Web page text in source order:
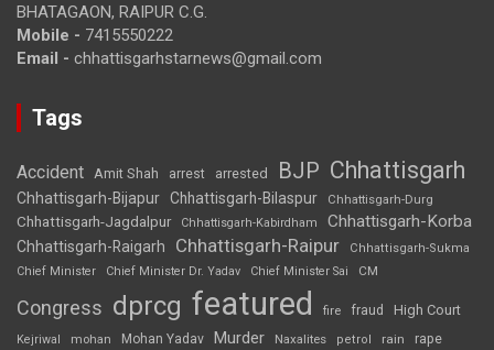
BHATAGAON, RAIPUR C.G.
Mobile - 7415550222
Email - chhattisgarhstarnews@gmail.com
Tags
Accident Amit Shah arrest arrested BJP Chhattisgarh
Chhattisgarh-Bijapur Chhattisgarh-Bilaspur Chhattisgarh-Durg
Chhattisgarh-Jagdalpur Chhattisgarh-Kabirdham Chhattisgarh-Korba
Chhattisgarh-Raigarh Chhattisgarh-Raipur
Chhattisgarh-Sukma
Chief Minister
Chief Minister Dr. Yadav Chief Minister Sai CM
Congress dprcg featured fire fraud High Court
Kejriwal mohan Mohan Yadav Murder Naxalites petrol rain rape